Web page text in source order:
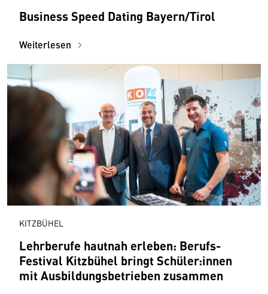
Business Speed Dating Bayern/Tirol
Weiterlesen
KITZBÜHEL
Lehrberufe hautnah erleben: Berufs-
Festival Kitzbühel bringt Schüler:innen
mit Ausbildungsbetrieben zusammen